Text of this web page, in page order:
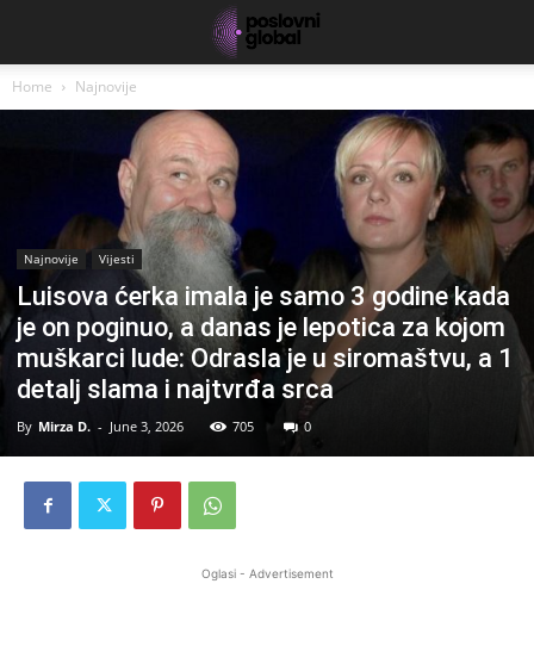
Home Najnovije
Najnovije Vijesti
Luisova ćerka imala je samo 3 godine kada
je on poginuo, a danas je lepotica za kojom
muškarci lude: Odrasla je u siromaštvu, a 1
detalj slama i najtvrđa srca
By Mirza D. - June 3, 2026 705 0
Oglasi - Advertisement